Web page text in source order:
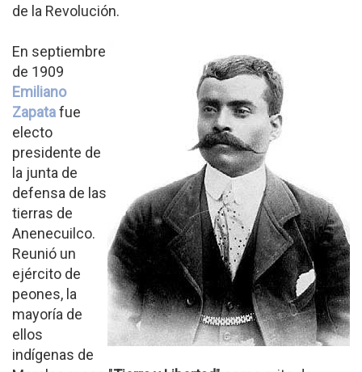
de la Revolución.
En septiembre
de 1909
Emiliano
Zapatafue
electo
presidente de
la junta de
defensa de las
tierras de
Anenecuilco.
Reunió un
ejército de
peones, la
mayoría de
ellos
indígenas de